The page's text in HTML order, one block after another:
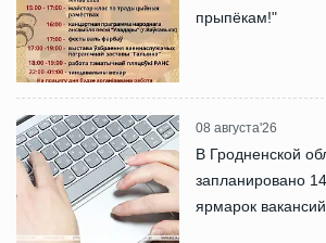
прыпёкам!"
08 августа'26
В Гродненской
запланировано
ярмарок вакансий